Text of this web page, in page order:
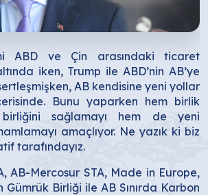
ABD ve Çin arasındaki ticaret
iken, Trump ile ABD’nin AB’ye
AB kendisine yeni yollar
Bunu yaparken hem birlik
sağlamayı hem de yeni
amaçlıyor. Ne yazık ki biz
tarafındayız.
AB-Mercosur STA, Made in Europe,
Birliği ile AB Sınırda Karbon